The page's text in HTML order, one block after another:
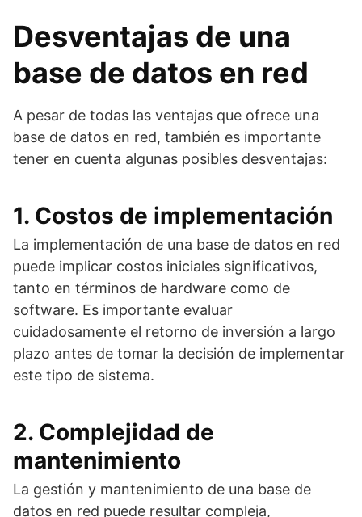
Desventajas de una
base de datos en red
A pesar de todas las ventajas que ofrece una
base de datos en red, también es importante
tener en cuenta algunas posibles desventajas:
1. Costos de implementación
La implementación de una base de datos en red
puede implicar costos iniciales significativos,
tanto en términos de hardware como de
software. Es importante evaluar
cuidadosamente el retorno de inversión a largo
plazo antes de tomar la decisión de implementar
este tipo de sistema.
2. Complejidad de
mantenimiento
La gestión y mantenimiento de una base de
datos en red puede resultar compleja,